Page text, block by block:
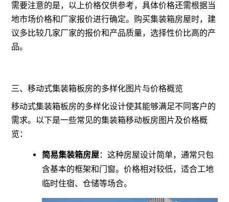
需要注意的是，以上价格仅供参考，具体价格还需根据当
地市场价格和厂家报价进行确定。购买集装箱房屋时，建
议多比较几家厂家的报价和产品质量，选择性价比高的产
品。
三、移动式集装箱板房的多样化图片与价格概览
移动式集装箱板房的多样化设计使其能够满足不同客户的
需求。以下是一些常见的集装箱移动板房图片及价格概
览：
简易集装箱房屋：这种房屋设计简单，通常只包
含基本的框架和门窗。价格相对较低，适合工地
临时住宿、仓储等场合。